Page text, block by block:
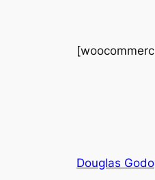
Douglas